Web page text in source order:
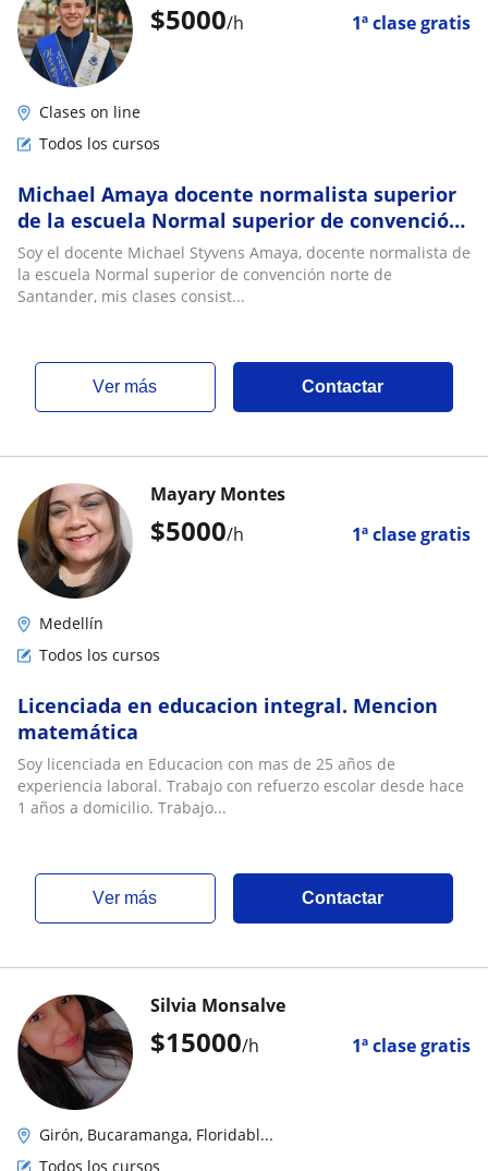
$5000/h 1ª clase gratis
Clases on line
Todos los cursos
Michael Amaya docente normalista superior
de la escuela Normal superior de convención,
ofrece clase para preescolar y básica prima
Soy el docente Michael Styvens Amaya, docente normalista de
la escuela Normal superior de convención norte de
Santander, mis clases consist...
ver más Contactar
$5000/h 1ª clase gratis
Mayary Montes
Medellín
Todos los cursos
Licenciada en educacion integral. Mencion
matemática
Soy licenciada en Educacion con mas de 25 años de
experiencia laboral. Trabajo con refuerzo escolar desde hace
1 años a domicilio. Trabajo...
ver más Contactar
$15000/h 1ª clase gratis
Silvia Monsalve
Girón, Bucaramanga, Floridabl...
Todos los cursos